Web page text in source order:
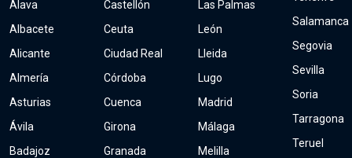
Álava
Albacete
Alicante
Almería
Asturias
Ávila
Badajoz
Castellón
Ceuta
Ciudad Real
Córdoba
Cuenca
Girona
Granada
Las Palmas
León
Lleida
Lugo
Madrid
Málaga
Melilla
Salamanca
Segovia
Sevilla
Soria
Tarragona
Teruel